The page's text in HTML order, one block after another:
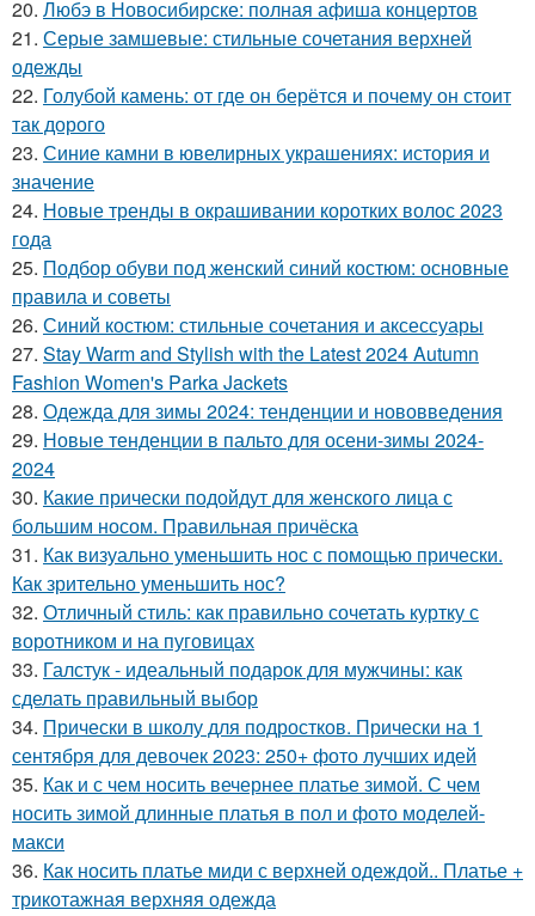
20. Любэ в Новосибирске: полная афиша концертов
21. Серые замшевые: стильные сочетания верхней
одежды
22. Голубой камень: от где он берётся и почему он стоит
так дорого
23. Синие камни в ювелирных украшениях: история и
значение
24. Новые тренды в окрашивании коротких волос 2023
года
25. Подбор обуви под женский синий костюм: основные
правила и советы
26. Синий костюм: стильные сочетания и аксессуары
27. Stay Warm and Stylish with the Latest 2024 Autumn
Fashion Women's Parka Jackets
28. Одежда для зимы 2024: тенденции и нововведения
29. Новые тенденции в пальто для осени-зимы 2024-
2024
30. Какие прически подойдут для женского лица с
большим носом. Правильная причёска
31. Как визуально уменьшить нос с помощью прически.
Как зрительно уменьшить нос?
32. Отличный стиль: как правильно сочетать куртку с
воротником и на пуговицах
33. Галстук - идеальный подарок для мужчины: как
сделать правильный выбор
34. Прически в школу для подростков. Прически на 1
сентября для девочек 2023: 250+ фото лучших идей
35. Как и с чем носить вечернее платье зимой. С чем
носить зимой длинные платья в пол и фото моделей-
макси
36. Как носить платье миди с верхней одеждой.. Платье +
трикотажная верхняя одежда